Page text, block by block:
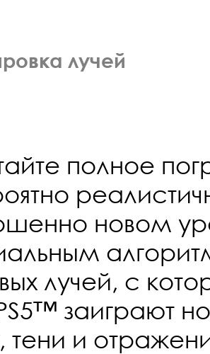
лучей
полное
новом
лучей, с
заиграют
тени и